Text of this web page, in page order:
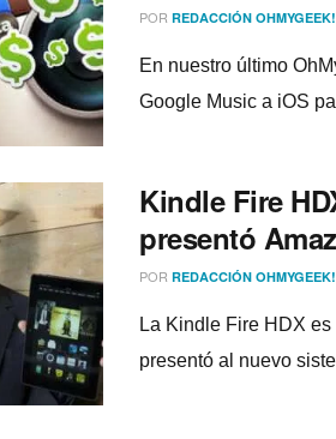
POR REDACCIÓN OHMYGEEK!
En nuestro último
Google Music a iOS
Kindle Fire
presentó
POR REDACCIÓN OHMYGEEK!
La Kindle Fire HDX
presentó al nuevo